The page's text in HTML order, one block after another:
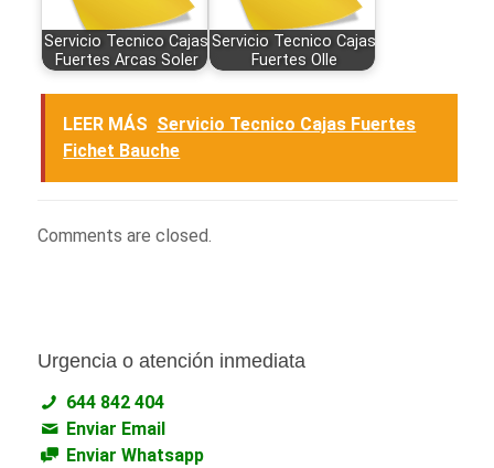
Servicio Tecnico Cajas
Fuertes Arcas Soler
Servicio Tecnico Cajas
Fuertes Olle
LEER MÁS Servicio Tecnico Cajas Fuertes
Fichet Bauche
Comments are closed.
Urgencia o atención inmediata
644 842 404
Enviar Email
Enviar Whatsapp